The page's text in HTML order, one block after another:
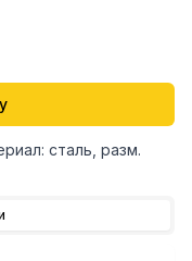
сталь, разм.